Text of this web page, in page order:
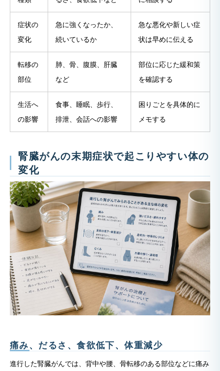
症状の
変化
急に強くなったか、
続いているか
急な悪化や新しい症
状は早めに伝える
転移の
部位
肺、骨、腹膜、肝臓
など
部位に応じた緩和策
を確認する
生活へ
の影響
食事、睡眠、歩行、
排泄、会話への影響
困りごとを具体的に
メモする
腎臓がんの末期症状で起こりやすい体の
変化
痛み、だるさ、食欲低下、体重減少
進行した腎臓がんでは、背中や腰、骨転移のある部位などに痛み